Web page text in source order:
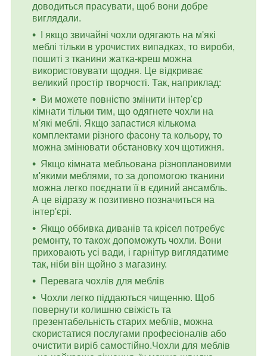
доводиться прасувати, щоб вони добре
виглядали.
І якщо звичайні чохли одягають на м'які
меблі тільки в урочистих випадках, то вироби,
пошиті з тканини жатка-креш можна
використовувати щодня. Це відкриває
великий простір творчості. Так, наприклад:
Ви можете повністю змінити інтер'єр
кімнати тільки тим, що одягнете чохли на
м'які меблі. Якщо запастися кількома
комплектами різного фасону та кольору, то
можна змінювати обстановку хоч щотижня.
Якщо кімната мебльована різноплановими
м'якими меблями, то за допомогою тканини
можна легко поєднати її в єдиний ансамбль.
А це відразу ж позитивно позначиться на
інтер'єрі.
Якщо оббивка диванів та крісел потребує
ремонту, то також допоможуть чохли. Вони
приховають усі вади, і гарнітур виглядатиме
так, ніби він щойно з магазину.
Перевага чохлів для меблів
Чохли легко піддаються чищенню. Щоб
повернути колишню свіжість та
презентабельність старих меблів, можна
скористатися послугами професіоналів або
очистити виріб самостійно.Чохли для меблів